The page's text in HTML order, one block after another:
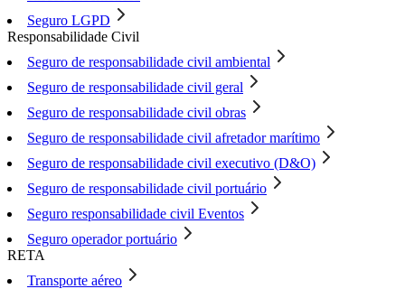
Seguro LGPD
Responsabilidade Civil
Seguro de responsabilidade civil ambiental
Seguro de responsabilidade civil geral
Seguro de responsabilidade civil obras
Seguro de responsabilidade civil afretador marítimo
Seguro de responsabilidade civil executivo (D&O)
Seguro de responsabilidade civil portuário
Seguro responsabilidade civil Eventos
Seguro operador portuário
RETA
Transporte aéreo